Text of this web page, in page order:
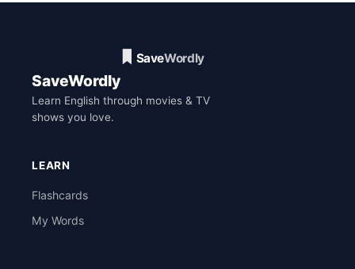
SaveWordly
Learn English through movies & TV
shows you love.
LEARN
Flashcards
My Words